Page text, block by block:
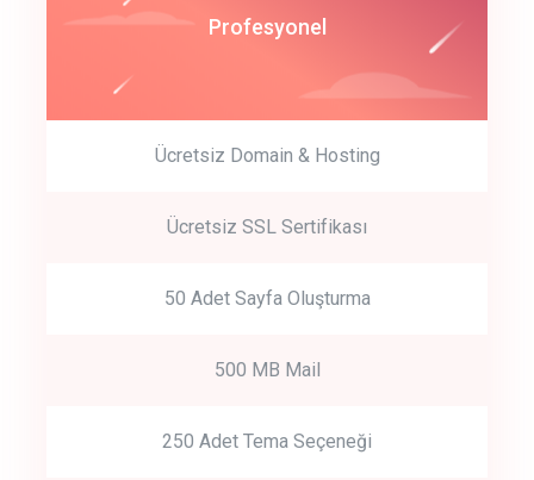
Get Started
Start by trying our service for 30 days free trial no credit card
Profesyonel
Ücretsiz Domain & Hosting
Ücretsiz SSL Sertifikası
50 Adet Sayfa Oluşturma
500 MB Mail
250 Adet Tema Seçeneği
Start Up